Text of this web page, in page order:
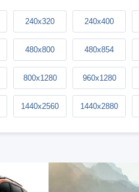
240x320 240x400
480x800 480x854
800x1280 960x1280
1440x2560 1440x2880